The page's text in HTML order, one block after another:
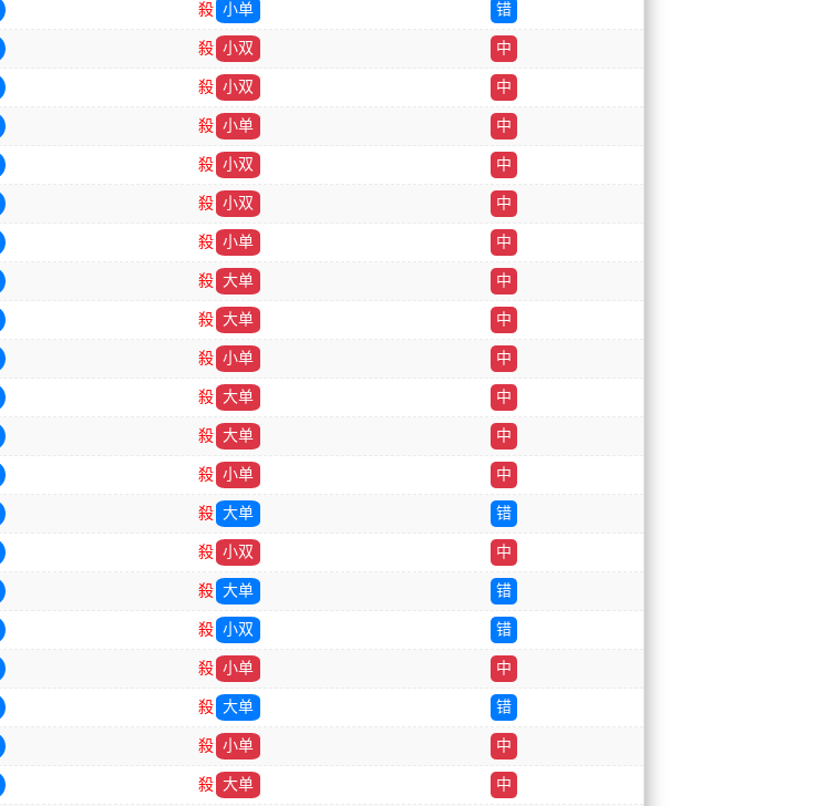
殺 小单 错
殺 小双 中
殺 小双 中
殺 小单 中
殺 小双 中
殺 小双 中
殺 小单 中
殺 大单 中
殺 大单 中
殺 小单 中
殺 大单 中
殺 大单 中
殺 小单 中
殺 大单 错
殺 小双 中
殺 大单 错
殺 小双 错
殺 小单 中
殺 大单 错
殺 小单 中
殺 大单 中